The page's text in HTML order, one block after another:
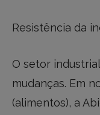
Resistência da
O setor
mudanças. Em
(alimentos), a